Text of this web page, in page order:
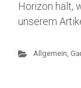
Horizon hält,
unserem
Allgemein,